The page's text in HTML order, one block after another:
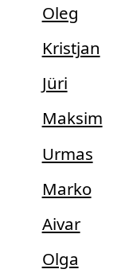
Oleg
Kristjan
Jüri
Maksim
Urmas
Marko
Aivar
Olga